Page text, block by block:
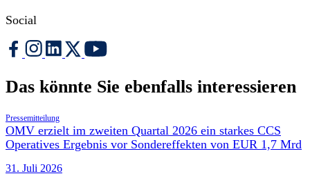
Social
Das könnte Sie ebenfalls interessieren
Pressemitteilung
OMV erzielt im zweiten Quartal 2026 ein starkes CCS
Operatives Ergebnis vor Sondereffekten von EUR 1,7 Mrd
31. Juli 2026